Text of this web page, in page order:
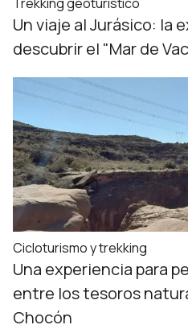
Un viaje al Jurásico: la
descubrir el "Mar de
Cicloturismo y trekking
Una experiencia para
entre los tesoros
Chocón